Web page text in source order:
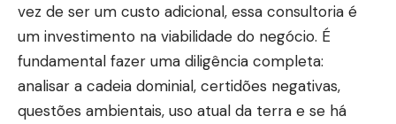
vez de ser um custo adicional, essa consultoria é
um investimento na viabilidade do negócio. É
fundamental fazer uma diligência completa:
analisar a cadeia dominial, certidões negativas,
questões ambientais, uso atual da terra e se há